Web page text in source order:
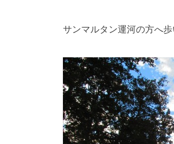
サンマルタン運河の方へ